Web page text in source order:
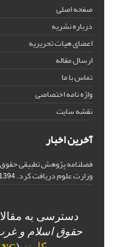
صفحه اصلی
درباره نشریه
اعضای هیات تحریریه
ارسال مقاله
تماس با ما
واژه نامه اختصاصی
نقشه سایت
آخرین اخبار
فصلنامه پژوهش تطبیقی
وزارت علوم دریافت کرد.1394-10-07
دسترسی به
حقوق اسلام و